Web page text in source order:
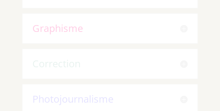
Graphisme
Photojournalisme